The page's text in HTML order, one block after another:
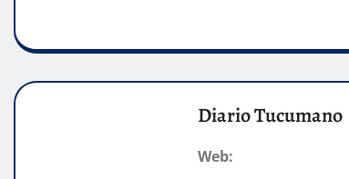
Diario Tucumano
Web: